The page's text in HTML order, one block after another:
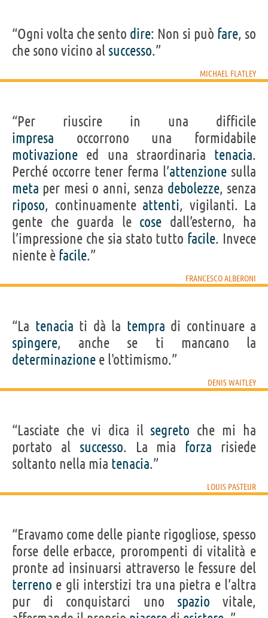
“Ogni volta che sento dire: Non si può fare, so
che sono vicino al successo.”
MICHAEL FLATLEY
“Per riuscire in una difficile
impresa occorrono una formidabile
motivazione ed una straordinaria tenacia.
Perché occorre tener ferma l’attenzione sulla
meta per mesi o anni, senza debolezze, senza
riposo, continuamente attenti, vigilanti. La
gente che guarda le cose dall’esterno, ha
l’impressione che sia stato tutto facile. Invece
niente è facile.”
FRANCESCO ALBERONI
“La tenacia ti dà la tempra di continuare a
spingere, anche se ti mancano la
determinazione e l'ottimismo.”
DENIS WAITLEY
“Lasciate che vi dica il segreto che mi ha
portato al successo. La mia forza risiede
soltanto nella mia tenacia.”
LOUIS PASTEUR
“Eravamo come delle piante rigogliose, spesso
forse delle erbacce, prorompenti di vitalità e
pronte ad insinuarsi attraverso le fessure del
terreno e gli interstizi tra una pietra e l’altra
pur di conquistarci uno spazio vitale,